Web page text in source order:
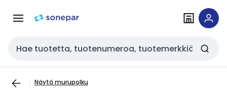
navigointiinsisältöön
Haku
Näytä murupolku